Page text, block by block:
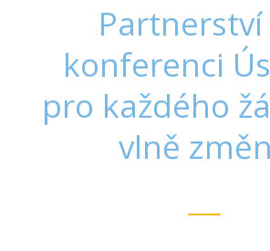
Partnerství
konferenci
pro každého
vlně